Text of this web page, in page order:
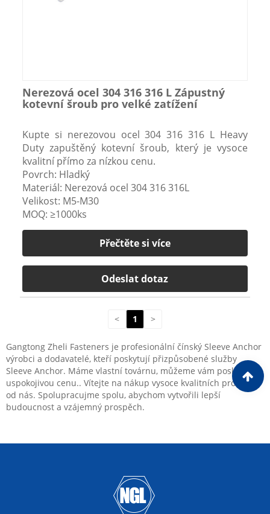
Nerezová ocel 304 316 316 L Zápustný
kotevní šroub pro velké zatížení
Kupte si nerezovou ocel 304 316 316 L Heavy
Duty zapuštěný kotevní šroub, který je vysoce
kvalitní přímo za nízkou cenu.
Povrch: Hladký
Materiál: Nerezová ocel 304 316 316L
Velikost: M5-M30
MOQ: ≥1000ks
Přečtěte si více
Odeslat dotaz
< 1 >
Gangtong Zheli Fasteners je profesionální čínský Sleeve Anchor
výrobci a dodavatelé, kteří poskytují přizpůsobené služby
Sleeve Anchor. Máme vlastní továrnu, můžeme vám poskytnout
uspokojivou cenu.. Vítejte na nákup vysoce kvalitních produktů
od nás. Spolupracujme spolu, abychom vytvořili lepší
budoucnost a vzájemný prospěch.